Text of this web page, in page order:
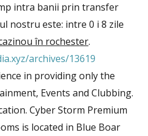
intra banii prin transfer
nostru este: intre 0 i 8 zile
în rochester.
archives/13619
in providing only the
Events and Clubbing.
Cyber Storm Premium
is located in Blue Boar